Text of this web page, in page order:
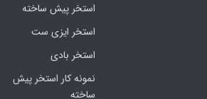
استخر پیش ساخته
استخر ایزی ست
استخر بادی
نمونه کار استخر پیش
ساخته